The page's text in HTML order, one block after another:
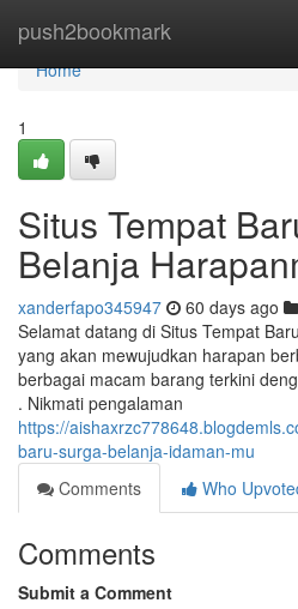
push2bookmark
Home
Home
1
Situs Tempat
Belanja
xanderfapo345947 60 days ago
Selamat datang di Situs Tempat
yang akan mewujudkan harapan
berbagai macam barang terkini
. Nikmati pengalaman
https://
baru-surga-belanja-idaman-mu
Comments
Who
Comments
Submit a Comment